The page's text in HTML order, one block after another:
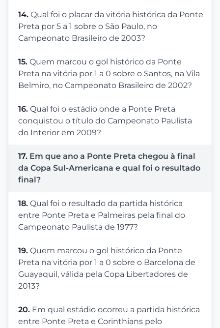
14. Qual foi o placar da vitória histórica da Ponte
Preta por 5 a 1 sobre o São Paulo, no
Campeonato Brasileiro de 2003?
15. Quem marcou o gol histórico da Ponte
Preta na vitória por 1 a 0 sobre o Santos, na Vila
Belmiro, no Campeonato Brasileiro de 2002?
16. Qual foi o estádio onde a Ponte Preta
conquistou o título do Campeonato Paulista
do Interior em 2009?
17. Em que ano a Ponte Preta chegou à final
da Copa Sul-Americana e qual foi o resultado
final?
18. Qual foi o resultado da partida histórica
entre Ponte Preta e Palmeiras pela final do
Campeonato Paulista de 1977?
19. Quem marcou o gol histórico da Ponte
Preta na vitória por 1 a 0 sobre o Barcelona de
Guayaquil, válida pela Copa Libertadores de
2013?
20. Em qual estádio ocorreu a partida histórica
entre Ponte Preta e Corinthians pelo